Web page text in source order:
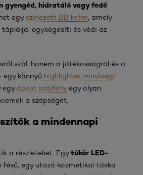
gyengéd, hidratáló vagy fedő
egy színezett BB krém , amely
egységesíti és védi az
szól, hanem a játékosságról és a
könnyű highlighter minőségi
egy ápoló szájfényegy olyan
a szépséget.
a mindennapi
a részleteket. Egytükör LED-
fésű, egy utazó kozmetikai táska